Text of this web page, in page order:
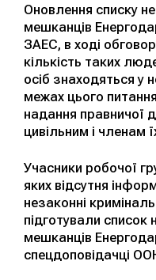
Оновлення списку
мешканців
ЗАЕС, в ході
кількість таких
осіб знаходяться у
межах цього
надання правничої
цивільним і членам
Учасники робочої
яких відсутня
незаконні
підготували список
мешканців
спецдоповідачці